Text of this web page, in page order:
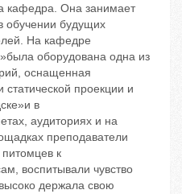
кафедра. Она занимает
обучении будущих
На кафедре
оборудована одна из
оснащенная
проекции и
в
аудиториях и на
преподаватели
к
воспитывали чувство
держала свою